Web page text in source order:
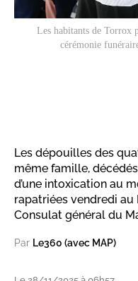
Les habitants de Torrox
cérémonie
Les dépouilles des
même famille,
d’une intoxication au
rapatriées vendredi
Consulat général du
Par Le360 (avec MAP)